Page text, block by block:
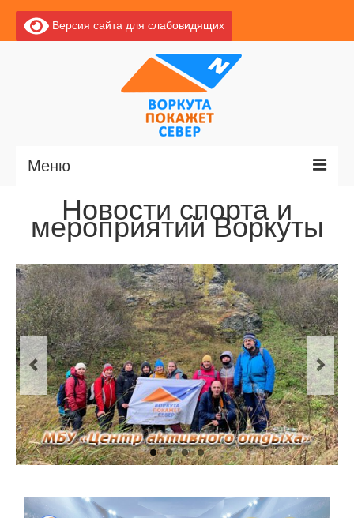
Версия сайта для слабовидящих
Меню
Главная
Новости
О Воркуте
Экскурсии по Воркуте
Базы отдыха
О центре
Документы
Противодействие коррупции
Задать вопрос
Новости спорта и
мероприятий Воркуты